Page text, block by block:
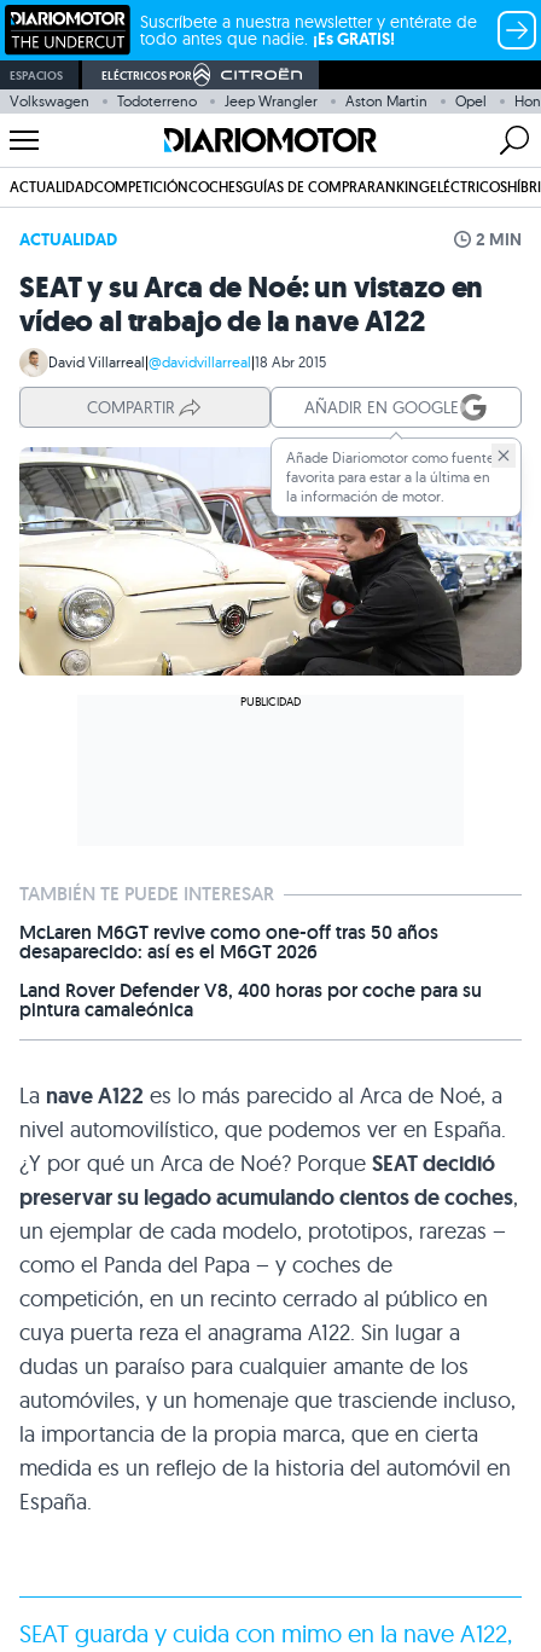
Suscríbete a nuestra newsletter y entérate de
todo antes que nadie. ¡Es GRATIS!
ESPACIOS ELÉCTRICOS POR
Volkswagen Todoterreno Jeep Wrangler Aston Martin Opel
ACTUALIDADCOMPETICIÓNCOCHESGUÍAS DE COMPRARANKINGELÉCTRICOS
ACTUALIDAD 2 MIN
SEAT y su Arca de Noé: un vistazo en
vídeo al trabajo de la nave A122
David Villarreal|@davidvillarreal|18 Abr 2015
COMPARTIR AÑADIR EN GOOGLE
Añade Diariomotor como fuente
favorita para estar a la última en
la información de motor.
TAMBIÉN TE PUEDE INTERESAR
McLaren M6GT revive como one-off tras 50 años
desaparecido: así es el M6GT 2026
Land Rover Defender V8, 400 horas por coche para su
pintura camaleónica
La nave A122 es lo más parecido al Arca de Noé, a
nivel automovilístico, que podemos ver en España.
¿Y por qué un Arca de Noé? Porque SEAT decidió
preservar su legado acumulando cientos de coches,
un ejemplar de cada modelo, prototipos, rarezas –
como el Panda del Papa – y coches de
competición, en un recinto cerrado al público en
cuya puerta reza el anagrama A122. Sin lugar a
dudas un paraíso para cualquier amante de los
automóviles, y un homenaje que trasciende incluso,
la importancia de la propia marca, que en cierta
medida es un reflejo de la historia del automóvil en
España.
SEAT guarda y cuida con mimo en la nave A122,